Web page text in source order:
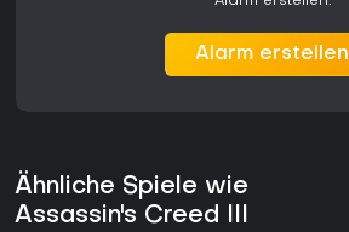
Alarm erstellen
Ähnliche Spiele wie
Assassin's Creed III